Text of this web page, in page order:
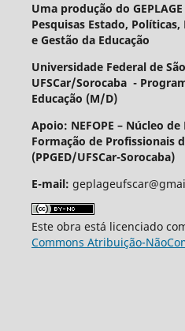
Uma produção do
Pesquisas Estado,
e Gestão da Educação
Universidade Federal de
UFSCar/Sorocaba -
Educação (M/D)
Apoio: NEFOPE – Núcleo de
Formação de Profissionais
(PPGED/UFSCar-Sorocaba)
E-mail:
Este obra está licenciado
Commons Atribuição-